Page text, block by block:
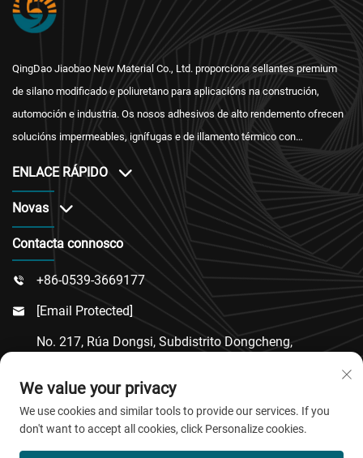
QingDao Jiaobao New Material Co., Ltd. proporciona sellantes premium
de silano modificado e poliuretano para aplicacións na construción,
automoción e industria. Os nosos adhesivos de alto rendemento ofrecen
solucións impermeables, ignífugas e de illamento térmico con
ENLACE RÁPIDO
Novas
Contacta connosco
 +86-0539-3669177
 [email Protected]
No. 217, Rúa Dongsi, Subdistrito Dongcheng,
Shandong
Copyright © 2026 QingDao Jiaobao New Material Co.,Ltd.
We value your privacy
We use cookies and similar tools to provide our services. If you
don't want to accept all cookies, click Personalize cookies.